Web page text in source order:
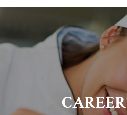
CAREER